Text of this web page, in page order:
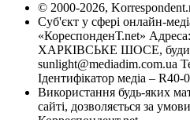
© 2000-2026,
Суб'єкт у сфері онлайн-
«КореспонденТ.net»
ХАРКІВСЬКЕ ШОСЕ,
sunlight@mediadim.com.ua
Ідентифікатор медіа – R40-
Використання будь-яких
сайті, дозволяється за